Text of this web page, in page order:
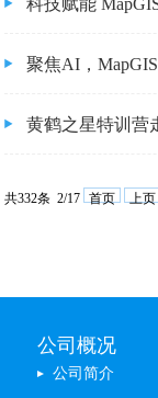
共332条 2/17 首页 上页
公司概况
公司简介